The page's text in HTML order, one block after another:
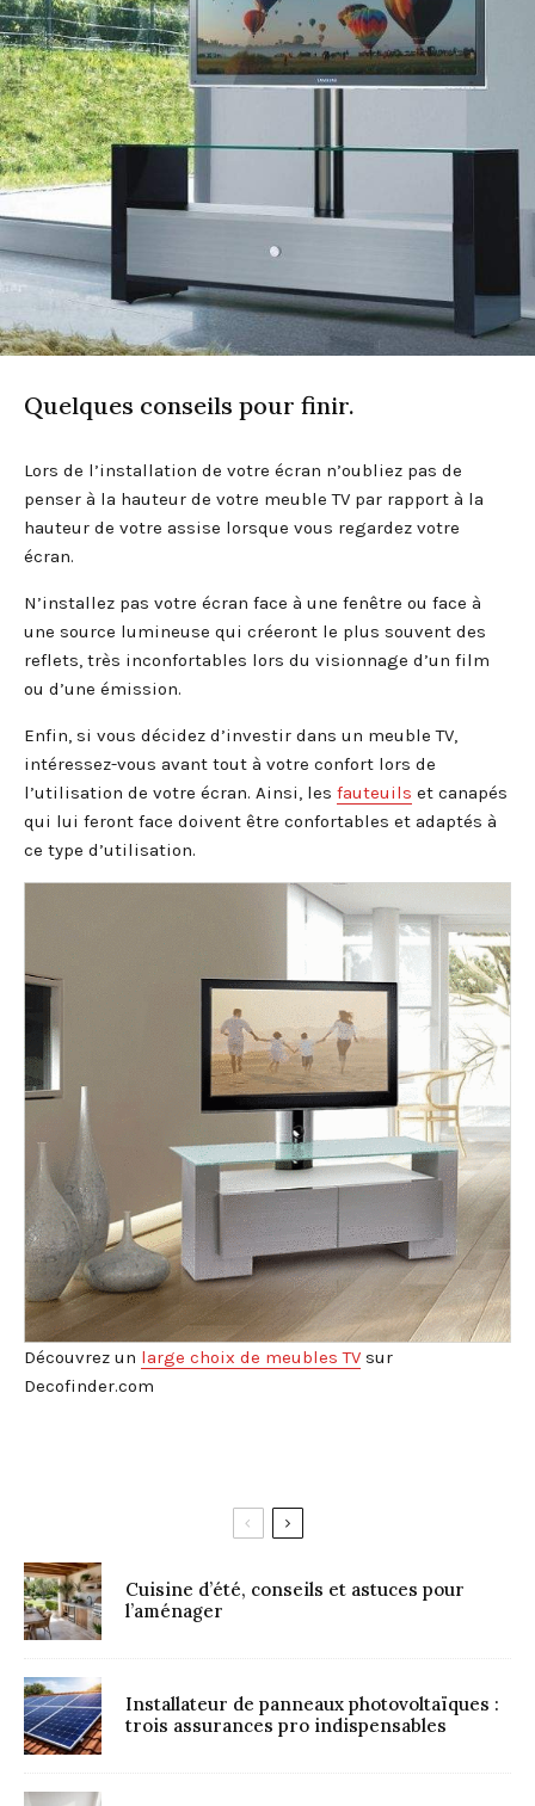
Quelques conseils pour finir.
Lors de l’installation de votre écran n’oubliez pas de
penser à la hauteur de votre meuble TV par rapport à la
hauteur de votre assise lorsque vous regardez votre
écran.
N’installez pas votre écran face à une fenêtre ou face à
une source lumineuse qui créeront le plus souvent des
reflets, très inconfortables lors du visionnage d’un film
ou d’une émission.
Enfin, si vous décidez d’investir dans un meuble TV,
intéressez-vous avant tout à votre confort lors de
l’utilisation de votre écran. Ainsi, les fauteuils et canapés
qui lui feront face doivent être confortables et adaptés à
ce type d’utilisation.
Découvrez un large choix de meubles TV sur
Decofinder.com
Cuisine d’été, conseils et astuces pour
l’aménager
Installateur de panneaux photovoltaïques :
trois assurances pro indispensables